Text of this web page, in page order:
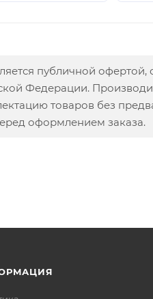
публичной офертой,
Федерации.
товаров без
оформлением заказа.